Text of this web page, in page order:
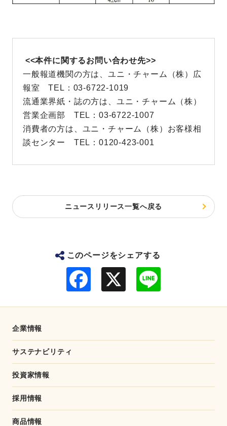
<<本件に関するお問い合わせ先>>
一般報道機関の方は、ユニ・チャーム（株）広
報室 TEL：03-6722-1019
流通業界紙・誌の方は、ユニ・チャーム（株）
営業企画部 TEL：03-6722-1007
消費者の方は、ユニ・チャーム（株）お客様相
談センター TEL：0120-423-001
ニュースリリース一覧へ戻る
このページをシェアする
企業情報
サステナビリティ
投資家情報
採用情報
商品情報